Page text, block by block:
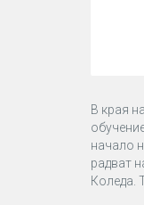
В края
начало
радват
Коледа.